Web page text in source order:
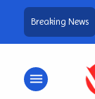
Breaking News
Pentingnya
dalam
menu